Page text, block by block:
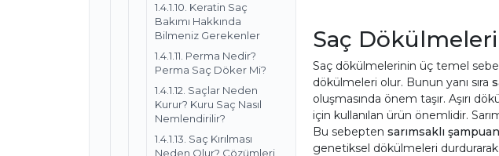
1.4.1.10. Keratin Saç
Bakımı Hakkında
Bilmeniz Gerekenler
1.4.1.11. Perma Nedir?
Perma Saç Döker Mi?
1.4.1.12. Saçlar Neden
Kurur? Kuru Saç Nasıl
Nemlendirilir?
1.4.1.13. Saç Kırılması
Neden Olur? Çözümleri
Saç
Saç dökülmelerinin üç temel
dökülmeleri olur. Bunun yanı sıra
oluşmasında önem taşır. Aşırı
için kullanılan ürün önemlidir.
Bu sebepten sarımsaklı şampuan
genetiksel dökülmeleri